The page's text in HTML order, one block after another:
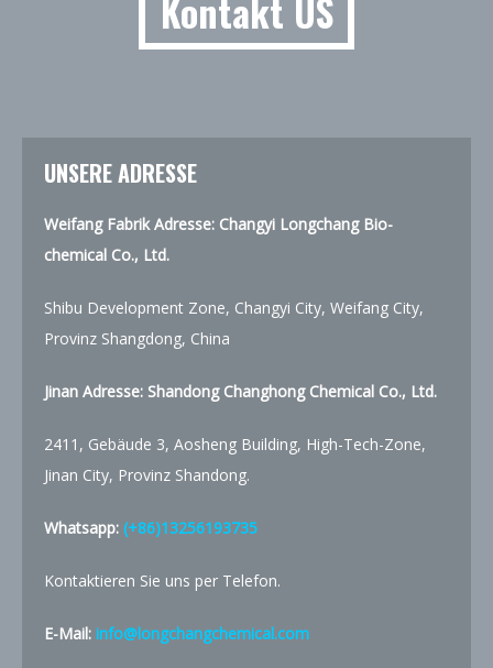
Kontakt US
UNSERE ADRESSE
Weifang Fabrik Adresse: Changyi Longchang Bio-
chemical Co., Ltd.
Shibu Development Zone, Changyi City, Weifang City,
Provinz Shangdong, China
Jinan Adresse: Shandong Changhong Chemical Co., Ltd.
2411, Gebäude 3, Aosheng Building, High-Tech-Zone,
Jinan City, Provinz Shandong.
Whatsapp: (+86)13256193735
Kontaktieren Sie uns per Telefon.
E-Mail: info@longchangchemical.com